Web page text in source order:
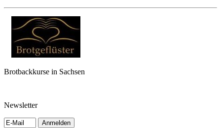
Brotbackkurse in Sachsen
Newsletter
Anmelden